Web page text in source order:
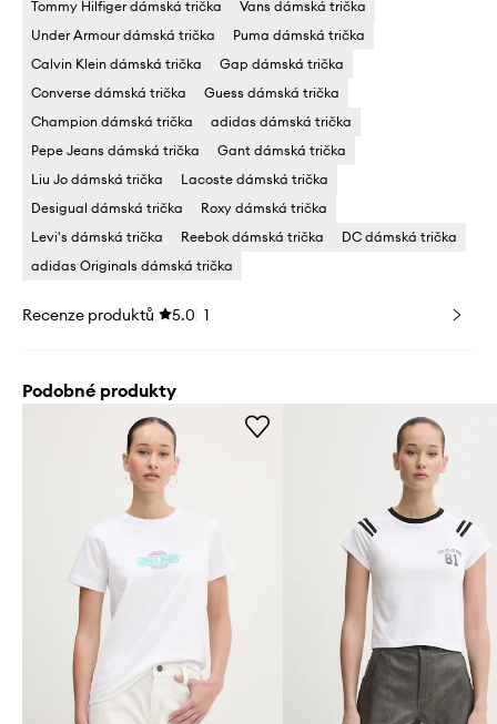
Tommy Hilfiger dámská trička
Vans dámská trička
Under Armour dámská trička
Puma dámská trička
Calvin Klein dámská trička
Gap dámská trička
Converse dámská trička
Guess dámská trička
Champion dámská trička
adidas dámská trička
Pepe Jeans dámská trička
Gant dámská trička
Liu Jo dámská trička
Lacoste dámská trička
Desigual dámská trička
Roxy dámská trička
Levi's dámská trička
Reebok dámská trička
DC dámská trička
adidas Originals dámská trička
Recenze produktů 5.0 1
Podobné produkty